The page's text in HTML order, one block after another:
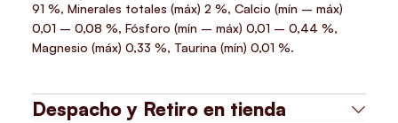
91 %, Minerales totales (máx) 2 %, Calcio (mín – máx)
0,01 – 0,08 %, Fósforo (mín – máx) 0,01 – 0,44 %,
Magnesio (máx) 0,33 %, Taurina (mín) 0,01 %.
Despacho y Retiro en tienda